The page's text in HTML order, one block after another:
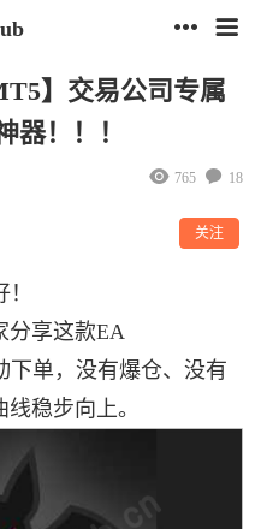
】交易公司专属
器！！！
18
765
关注
分享这款EA
下单，没有爆仓、没有
稳步向上。